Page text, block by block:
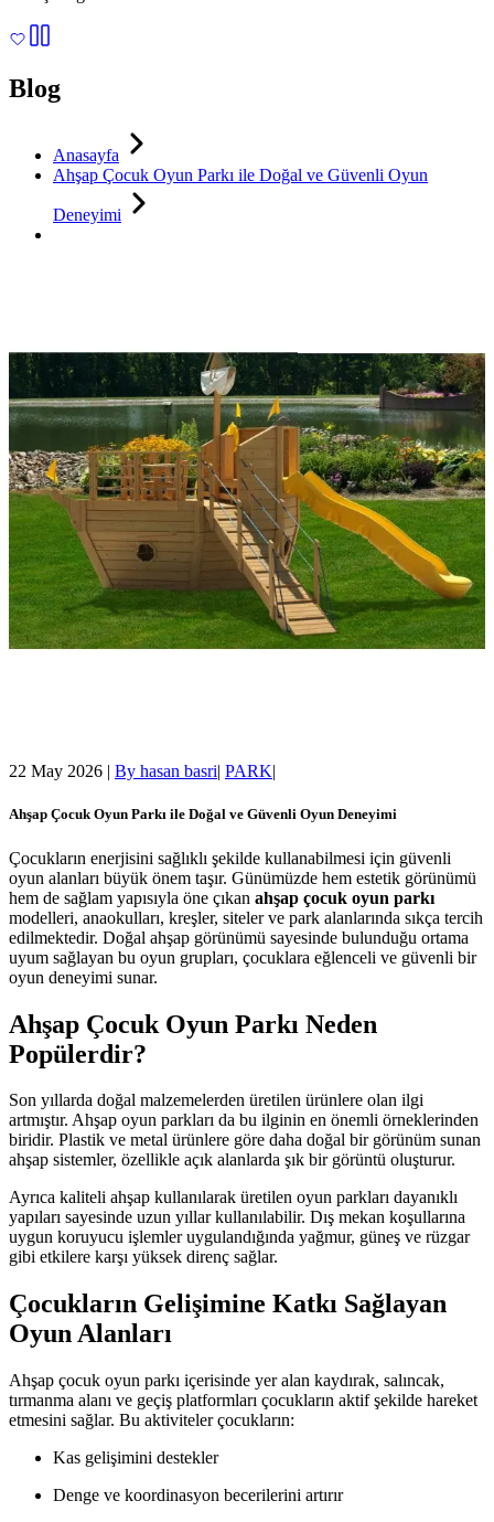
Blog
Anasayfa
Ahşap Çocuk Oyun Parkı ile Doğal ve Güvenli Oyun
Deneyimi
22 May 2026 | By hasan basri| PARK|
Ahşap Çocuk Oyun Parkı ile Doğal ve Güvenli Oyun Deneyimi
Çocukların enerjisini sağlıklı şekilde kullanabilmesi için güvenli
oyun alanları büyük önem taşır. Günümüzde hem estetik görünümü
hem de sağlam yapısıyla öne çıkan ahşap çocuk oyun parkı
modelleri, anaokulları, kreşler, siteler ve park alanlarında sıkça tercih
edilmektedir. Doğal ahşap görünümü sayesinde bulunduğu ortama
uyum sağlayan bu oyun grupları, çocuklara eğlenceli ve güvenli bir
oyun deneyimi sunar.
Ahşap Çocuk Oyun Parkı Neden
Popülerdir?
Son yıllarda doğal malzemelerden üretilen ürünlere olan ilgi
artmıştır. Ahşap oyun parkları da bu ilginin en önemli örneklerinden
biridir. Plastik ve metal ürünlere göre daha doğal bir görünüm sunan
ahşap sistemler, özellikle açık alanlarda şık bir görüntü oluşturur.
Ayrıca kaliteli ahşap kullanılarak üretilen oyun parkları dayanıklı
yapıları sayesinde uzun yıllar kullanılabilir. Dış mekan koşullarına
uygun koruyucu işlemler uygulandığında yağmur, güneş ve rüzgar
gibi etkilere karşı yüksek direnç sağlar.
Çocukların Gelişimine Katkı Sağlayan
Oyun Alanları
Ahşap çocuk oyun parkı içerisinde yer alan kaydırak, salıncak,
tırmanma alanı ve geçiş platformları çocukların aktif şekilde hareket
etmesini sağlar. Bu aktiviteler çocukların:
Kas gelişimini destekler
Denge ve koordinasyon becerilerini artırır